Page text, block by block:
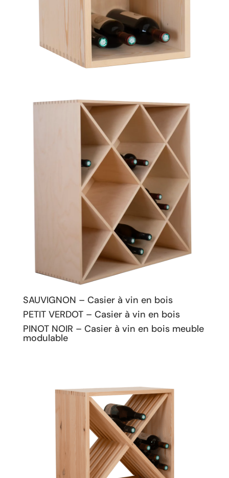
SAUVIGNON – Casier à vin en bois
PETIT VERDOT – Casier à vin en bois
PINOT NOIR – Casier à vin en bois meuble
modulable